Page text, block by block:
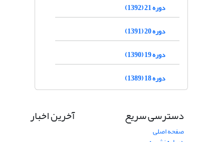
دوره 21 (1392)
دوره 20 (1391)
دوره 19 (1390)
دوره 18 (1389)
دسترسی سریع
صفحه اصلی
آخرین اخبار